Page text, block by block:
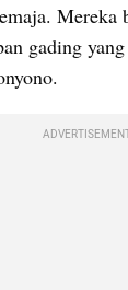
Mereka
gading